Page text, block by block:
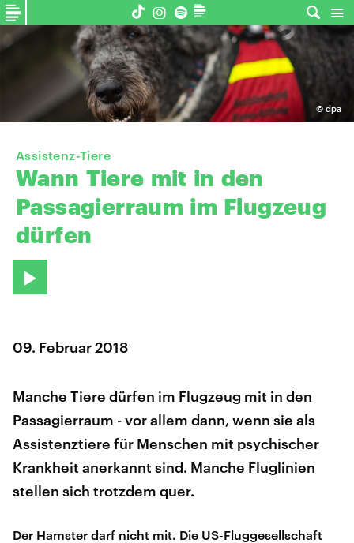
© dpa
Assistenz-Tiere
Wann Tiere mit in den
Passagierraum im Flugzeug
dürfen
09. Februar 2018
Manche Tiere dürfen im Flugzeug mit in den
Passagierraum - vor allem dann, wenn sie als
Assistenztiere für Menschen mit psychischer
Krankheit anerkannt sind. Manche Fluglinien
stellen sich trotzdem quer.
Der Hamster darf nicht mit. Die US-Fluggesellschaft